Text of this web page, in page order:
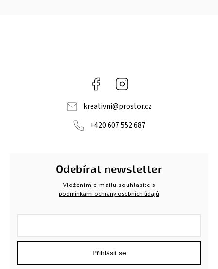
Facebook
kreativni@prostor.cz
+420 607 552 687
Odebírat newsletter
Vložením e-mailu souhlasíte s
podmínkami ochrany osobních údajů
Přihlásit se